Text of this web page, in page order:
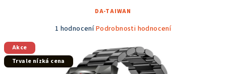
DA-TAIWAN
Průměrné
je
5,0
1 hodnoceníPodrobnosti hodnocení
Akce
Trvale nízká cena